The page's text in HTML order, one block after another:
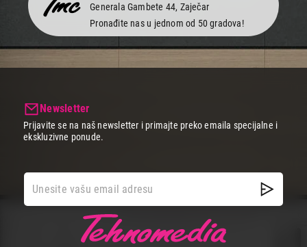
Završi kupovinu
Generala Gambete 44, Zaječar
Pronađite nas u jednom od 50 gradova!
Newsletter
Prijavite se na naš newsletter i primajte preko emaila specijalne i
ekskluzivne ponude.